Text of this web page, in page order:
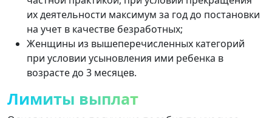
их деятельности максимум за год до постановки
на учет в качестве безработных;
Женщины из вышеперечисленных категорий
при условии усыновления ими ребенка в
возрасте до 3 месяцев.
Лимиты выплат